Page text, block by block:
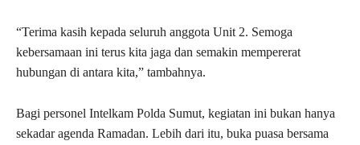
“Terima kasih kepada seluruh anggota Unit 2. Semoga
kebersamaan ini terus kita jaga dan semakin mempererat
hubungan di antara kita,” tambahnya.
Bagi personel Intelkam Polda Sumut, kegiatan ini bukan hanya
sekadar agenda Ramadan. Lebih dari itu, buka puasa bersama